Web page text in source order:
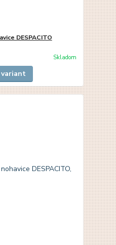
DESPACITO
Skladom